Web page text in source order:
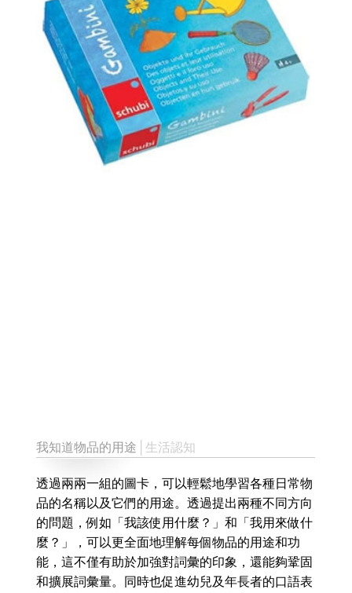
我知道物品的用途 │生活認知
透過兩兩一組的圖卡，可以輕鬆地學習各種日常物
品的名稱以及它們的用途。透過提出兩種不同方向
的問題，例如「我該使用什麼？」和「我用來做什
麼？」，可以更全面地理解每個物品的用途和功
能，這不僅有助於加強對詞彙的印象，還能夠鞏固
和擴展詞彙量。同時也促進幼兒及年長者的口語表